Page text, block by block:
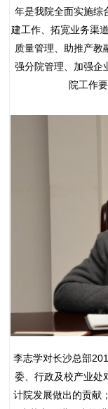
年是我院全面实施综
建工作、拓宽业务渠
质量管理、助推产教
强分院管理、加强企
院工作
李志学对长沙总部
委、行政及校产业处
计院发展做出的贡献